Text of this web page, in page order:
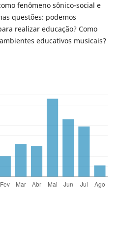
fenômeno sônico-social e
questões: podemos
realizar educação? Como
educativos musicais?